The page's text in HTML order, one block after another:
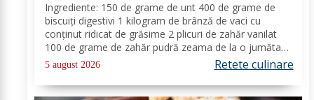
Ingrediente: 150 de grame de unt 400 de grame de
biscuiți digestivi 1 kilogram de brânză de vaci cu
conținut ridicat de grăsime 2 plicuri de zahăr vanilat
100 de grame de zahăr pudră zeama de la o jumătate
de lămâie 600 de mililitri de smântână pentru frișcă 4
foi de gelatină hidratate în apă rece...
5 august 2026 Retete culinare